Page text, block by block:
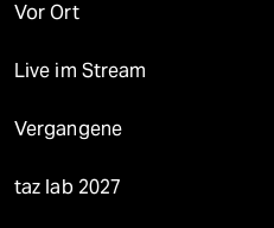
Vor Ort
Live im Stream
Vergangene
taz lab 2027